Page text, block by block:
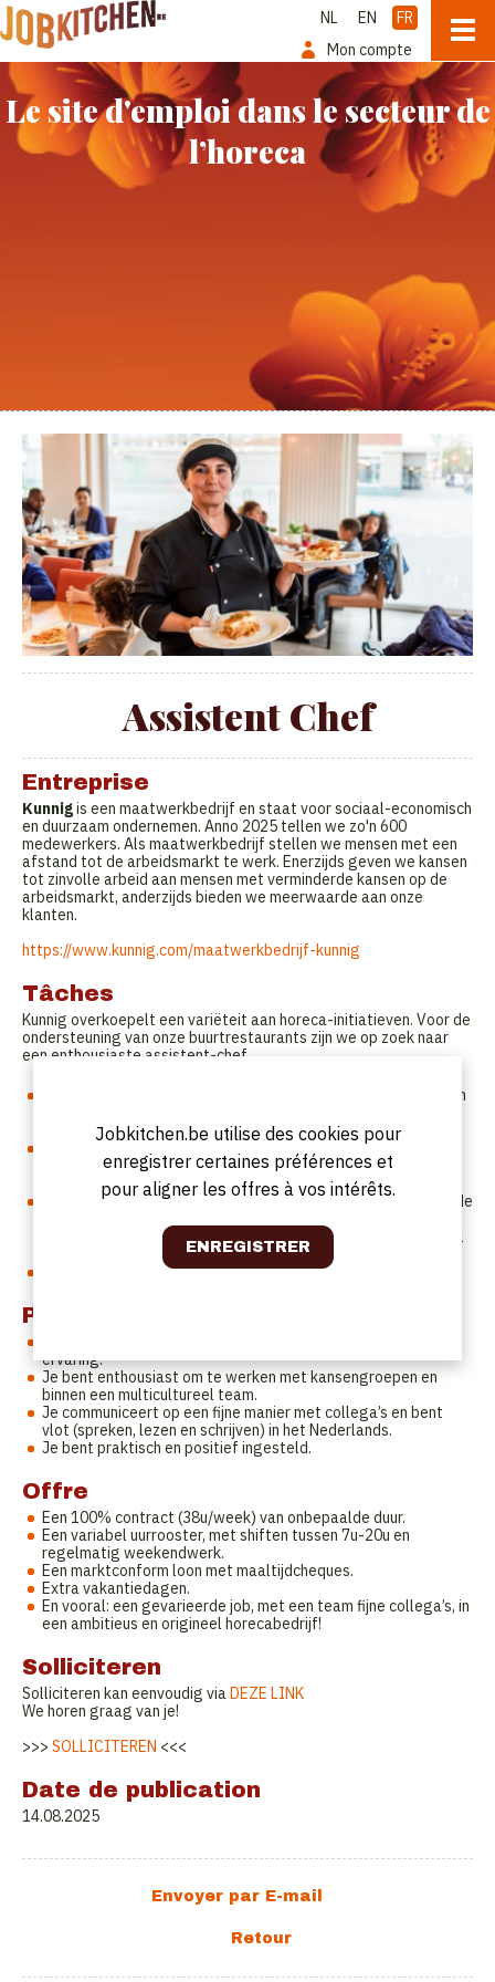
NL EN
FR
Mon compte
Le site d'emploi dans le secteur de
l’horeca
Assistent Chef
Entreprise
Kunnigis een maatwerkbedrijf en staat voor sociaal-economisch
en duurzaam ondernemen. Anno 2025 tellen we zo'n 600
medewerkers. Als maatwerkbedrijf stellen we mensen met een
afstand tot de arbeidsmarkt te werk. Enerzijds geven we kansen
tot zinvolle arbeid aan mensen met verminderde kansen op de
arbeidsmarkt, anderzijds bieden we meerwaarde aan onze
klanten.
https://www.kunnig.com/maatwerkbedrijf-kunnig
Tâches
Kunnig overkoepelt een variëteit aan horeca-initiatieven. Voor de
ondersteuning van onze buurtrestaurants zijn we op zoek naar
een enthousiaste assistent-chef.
Als assistent-chef sta je de chef operationeel bij in de keuken
lekkere maaltijd.
Je ondersteunt bij de volledige interne werking: uitvoerend
keukenwerk, bestellingen, uitleveringen, zaal- en kassawerk,
zelfstandige afsluit, …
Je zorgt in een tussenniveau tussen chef en team, mee voor de
context van activering), waarbij je een positieve voorbeeldrol
Je gaat iedere dag voor tevreden klanten en fiere collega’s.
Profil
ervaring.
Je bent enthousiast om te werken met kansengroepen en
binnen een multicultureel team.
Je communiceert op een fijne manier met collega’s en bent
vlot (spreken, lezen en schrijven) in het Nederlands.
Je bent praktisch en positief ingesteld.
Offre
Een 100% contract (38u/week) van onbepaalde duur.
Een variabel uurrooster, met shiften tussen 7u-20u en
regelmatig weekendwerk.
Een marktconform loon met maaltijdcheques.
Extra vakantiedagen.
En vooral: een gevarieerde job, met een team fijne collega’s, in
een ambitieus en origineel horecabedrijf!
Solliciteren
Solliciteren kan eenvoudig via DEZE LINK
We horen graag van je!
>>> SOLLICITEREN <<<
Date de publication
14.08.2025
Jobkitchen.be utilise des cookies pour
enregistrer certaines préférences et
pour aligner les offres à vos intérêts.